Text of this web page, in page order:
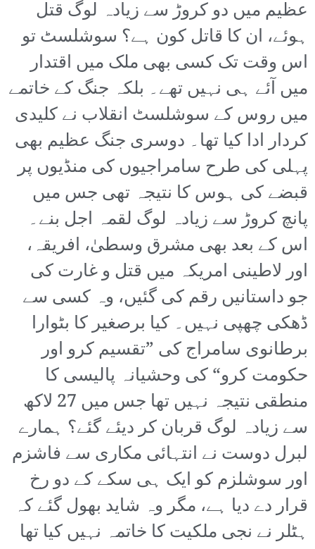
عظیم میں دو کروڑ سے زیادہ لوگ قتل
ہوئے، ان کا قاتل کون ہے؟ سوشلسٹ تو
اس وقت تک کسی بھی ملک میں اقتدار
میں آئے ہی نہیں تھے۔ بلکہ جنگ کے خاتمے
میں روس کے سوشلسٹ انقلاب نے کلیدی
کردار ادا کیا تھا۔ دوسری جنگ عظیم بھی
پہلی کی طرح سامراجیوں کی منڈیوں پر
قبضے کی ہوس کا نتیجہ تھی جس میں
پانچ کروڑ سے زیادہ لوگ لقمہ اجل بنے۔
اس کے بعد بھی مشرق وسطیٰ، افریقہ،
اور لاطینی امریکہ میں قتل و غارت کی
جو داستانیں رقم کی گئیں، وہ کسی سے
ڈھکی چھپی نہیں۔ کیا برصغیر کا بٹوارا
برطانوی سامراج کی ”تقسیم کرو اور
حکومت کرو“ کی وحشیانہ پالیسی کا
منطقی نتیجہ نہیں تھا جس میں 27 لاکھ
سے زیادہ لوگ قربان کر دیئے گئے؟ ہمارے
لبرل دوست نے انتہائی مکاری سے فاشزم
اور سوشلزم کو ایک ہی سکے کے دو رخ
قرار دے دیا ہے، مگر وہ شاید بھول گئے کہ
ہٹلر نے نجی ملکیت کا خاتمہ نہیں کیا تھا